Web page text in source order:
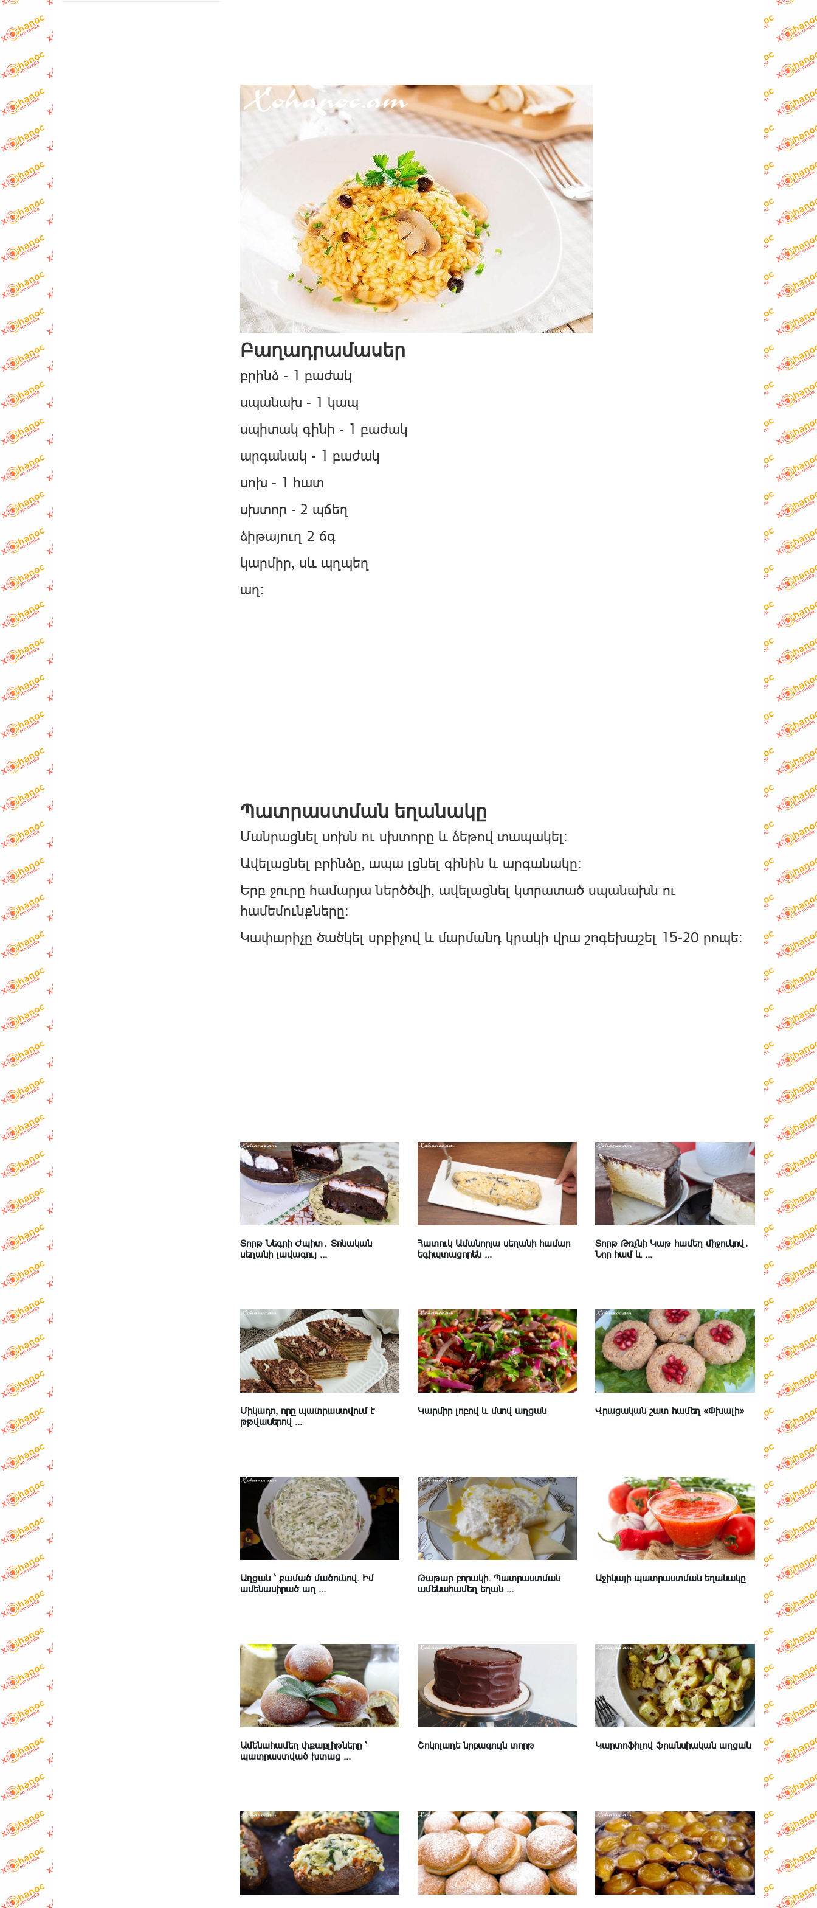
Բաղադրամասեր
բրինձ - 1 բաժակ
սպանախ - 1 կապ
սպիտակ գինի - 1 բաժակ
արգանակ - 1 բաժակ
սոխ - 1 հատ
սխտոր - 2 պճեղ
ձիթայուղ 2 ճգ
կարմիր, սև պղպեղ
աղ:
Պատրաստման եղանակը
Մանրացնել սոխն ու սխտորը և ձեթով տապակել:
Ավելացնել բրինձը, ապա լցնել գինին և արգանակը:
Երբ ջուրը համարյա ներծծվի, ավելացնել կտրատած սպանախն ու
համեմունքները:
Կափարիչը ծածկել սրբիչով և մարմանդ կրակի վրա շոգեխաշել 15-20 րոպե:
Տորթ Նեգրի Ժպիտ․ Տոնական
սեղանի լավագույ ...
Հատուկ Ամանորյա սեղանի համար
եգիպտացորեն ...
Տորթ Թռչնի Կաթ համեղ միջուկով․
Նոր համ և ...
Միկադո, որը պատրաստվում է
թթվասերով ...
Կարմիր լոբով և մսով աղցան Վրացական շատ համեղ «Փխալի»
Աղցան ՝ քամած մածունով. Իմ
ամենասիրած աղ ...
Թաթար բորակի. Պատրաստման
ամենահամեղ եղան ...
Աջիկայի պատրաստման եղանակը
Ամենահամեղ փքաբլիթները ՝
պատրաստված խտաց ...
Շոկոլադե նրբագույն տորթ Կարտոֆիլով ֆրանսիական աղցան
Փակել գովազդը